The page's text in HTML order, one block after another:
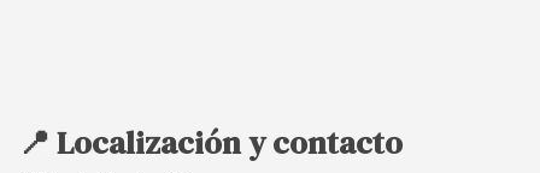
📍 Localización y contacto